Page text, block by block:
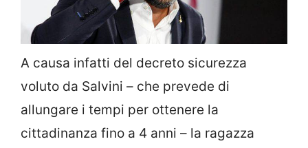
A causa infatti del decreto sicurezza
voluto da Salvini – che prevede di
allungare i tempi per ottenere la
cittadinanza fino a 4 anni – la ragazza